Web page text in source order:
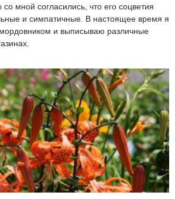
мной согласились, что его соцветия
и симпатичные. В настоящее время я
и выписываю различные